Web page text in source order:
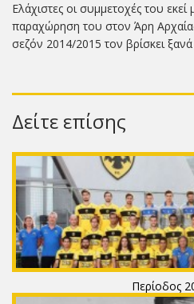
Ελάχιστες οι συμμετοχές του
παραχώρηση του στον Άρη
σεζόν 2014/2015 τον βρίσκει
Δείτε επίσης
Περίοδος